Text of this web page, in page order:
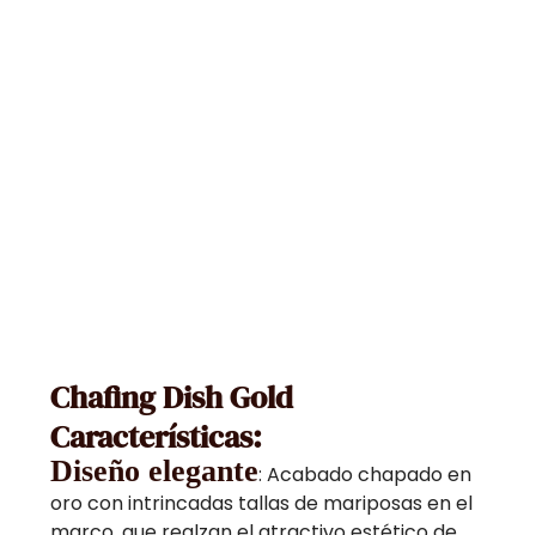
Chafing Dish Gold
Características:
Diseño elegante: Acabado chapado en
oro con intrincadas tallas de mariposas en el